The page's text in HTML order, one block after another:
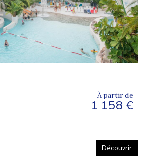
À partir de
1 158 €
Découvrir